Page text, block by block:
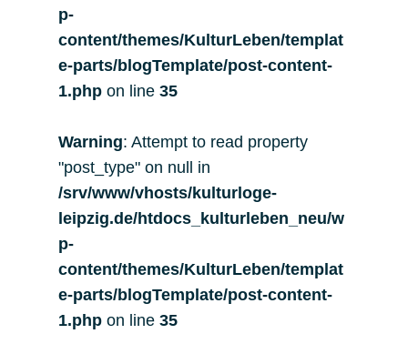
p-
content/themes/KulturLeben/templat
e-parts/blogTemplate/post-content-
1.php on line 35
Warning: Attempt to read property
"post_type" on null in
/srv/www/vhosts/kulturloge-
leipzig.de/htdocs_kulturleben_neu/w
p-
content/themes/KulturLeben/templat
e-parts/blogTemplate/post-content-
1.php on line 35